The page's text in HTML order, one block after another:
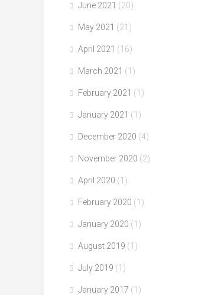
June 2021 (20)
May 2021 (21)
April 2021 (16)
March 2021 (1)
February 2021 (1)
January 2021 (1)
December 2020 (4)
November 2020 (2)
April 2020 (1)
February 2020 (1)
January 2020 (1)
August 2019 (1)
July 2019 (1)
January 2017 (1)